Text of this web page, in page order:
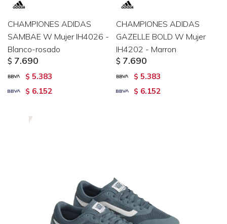
CHAMPIONES ADIDAS
SAMBAE W Mujer IH4026 -
Blanco-rosado
$ 7.690
$ 5.383
$ 6.152
CHAMPIONES ADIDAS
GAZELLE BOLD W Mujer
IH4202 - Marron
$ 7.690
$ 5.383
$ 6.152